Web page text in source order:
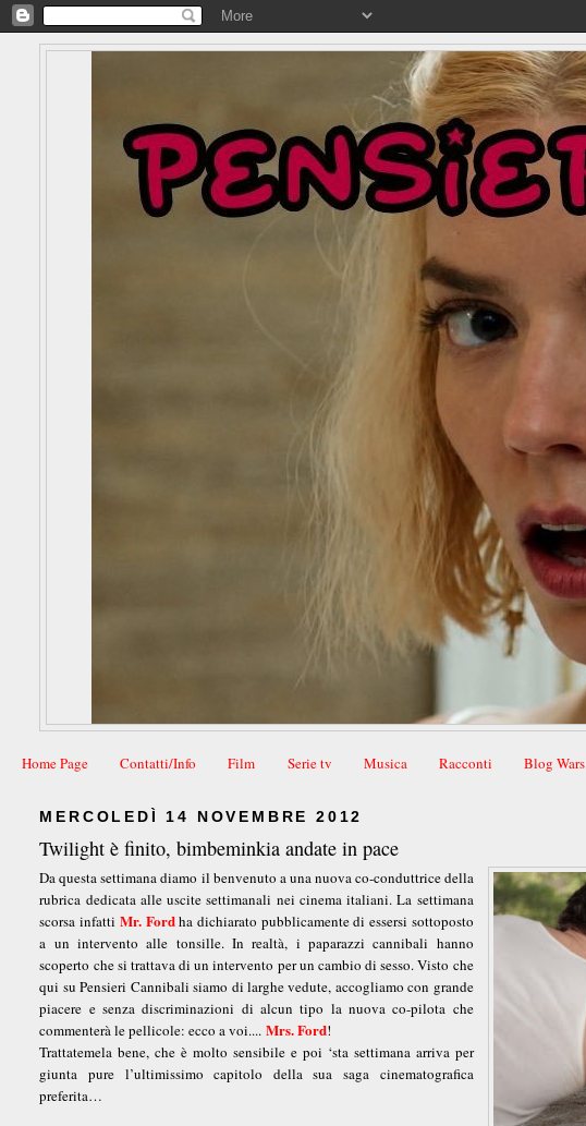
Home Page Contatti/Info Film Serie tv Musica Racconti Blog Wars
MERCOLEDÌ 14 NOVEMBRE 2012
Twilight è finito, bimbeminkia andate in pace
Da questa settimana diamo il benvenuto a una nuova co-conduttrice della
rubrica dedicata alle uscite settimanali nei cinema italiani. La settimana
scorsa infatti Mr. Fordha dichiarato pubblicamente di essersi sottoposto
a un intervento alle tonsille. In realtà, i paparazzi cannibali hanno
scoperto che si trattava di un intervento per un cambio di sesso. Visto che
qui su Pensieri Cannibali siamo di larghe vedute, accogliamo con grande
piacere e senza discriminazioni di alcun tipo la nuova co-pilota che
commenterà le pellicole: ecco a voi....Mrs. Ford!
Trattatemela bene, che è molto sensibile e poi ‘sta settimana arriva per
giunta pure l’ultimissimo capitolo della sua saga cinematografica
preferita…